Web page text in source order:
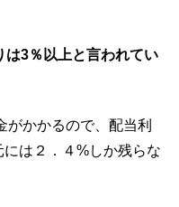
は3％以上と言われてい
がかかるので、配当利
は２．４%しか残らな